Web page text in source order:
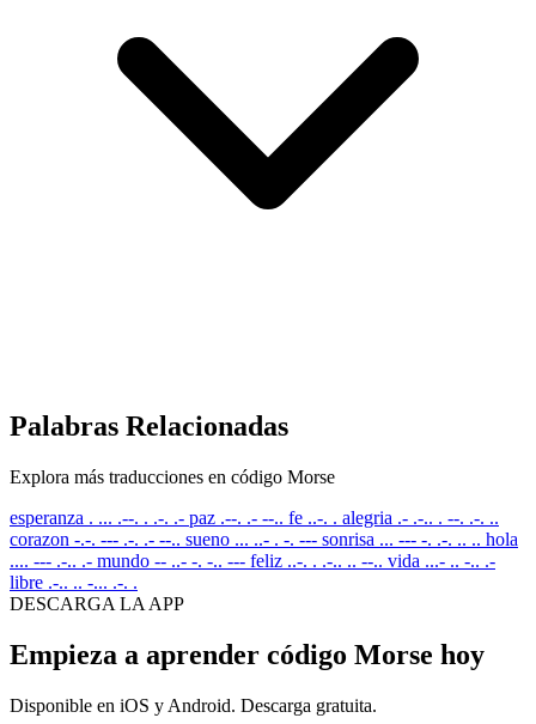
Palabras Relacionadas
Explora más traducciones en código Morse
esperanza . ... .--. . .-. .- paz .--. .- --.. fe ..-. . alegria .- .-.. . --. .-. ..
corazon -.-. --- .-. .- --.. sueno ... ..- . -. --- sonrisa ... --- -. .-. .. .. hola
.... --- .-.. .- mundo -- ..- -. -.. --- feliz ..-. . .-.. .. --.. vida ...- .. -.. .-
libre .-.. .. -... .-. .
DESCARGA LA APP
Empieza a aprender código Morse hoy
Disponible en iOS y Android. Descarga gratuita.